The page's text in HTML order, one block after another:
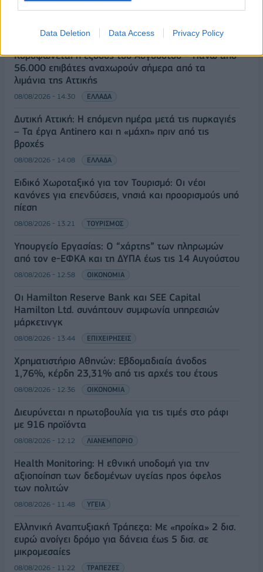
Data Deletion Data Access Privacy Policy
Κορυφώνεται η έξοδος του Αυγούστου – Πάνω από
56.000 επιβάτες αναχωρούν σήμερα από τα
λιμάνια της Αττικής
08/08/2026 - 14:30 ΕΛΛΑΔΑ
Δυτική Αττική: Η επόμενη ημέρα μετά τις πυρκαγιές
– Τα έργα Antinero και η «μάχη» πριν από τις
βροχές
08/08/2026 - 14:08 ΕΛΛΑΔΑ
Ειδικό Χωροταξικό για τον Τουρισμό: Οι νέοι
κανόνες για επενδύσεις, νησιά και προορισμούς υπό
πίεση
08/08/2026 - 13:21 ΤΟΥΡΙΣΜΟΣ
Υπουργείο Εργασίας: Ο “χάρτης” των πληρωμών
από τον e-ΕΦΚΑ και τη ΔΥΠΑ έως τις 14 Αυγούστου
08/08/2026 - 12:58 ΟΙΚΟΝΟΜΙΑ
Οι Hamilton Reserve Bank και SEE Capital
Hamilton Ltd. συνάπτουν συμφωνία υπηρεσιών
μάρκετινγκ
08/08/2026 - 13:44 ΕΠΙΧΕΙΡΗΣΕΙΣ
Χρηματιστήριο Αθηνών: Εβδομαδιαία άνοδος
1,76%, κέρδη 23,31% από τις αρχές του έτους
08/08/2026 - 12:36 ΟΙΚΟΝΟΜΙΑ
Διευρύνεται η πρωτοβουλία για τις τιμές στο ράφι
με 916 προϊόντα
08/08/2026 - 12:12 ΛΙΑΝΕΜΠΟΡΙΟ
Health Monitoring: Η εθνική υποδομή για την
αξιοποίηση των δεδομένων υγείας προς όφελος
των πολιτών
08/08/2026 - 11:48 ΥΓΕΙΑ
Ελληνική Αναπτυξιακή Τράπεζα: Με «προίκα» 2 δισ.
ευρώ ανοίγει δρόμο για δάνεια έως 5 δισ. σε
μικρομεσαίες
08/08/2026 - 11:22 ΤΡΑΠΕΖΕΣ